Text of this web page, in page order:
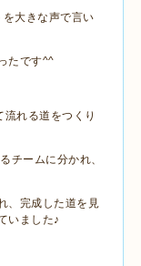
を大きな声で言い
たです^^
れる道をつくり
チームに分かれ、
、完成した道を見
いました♪